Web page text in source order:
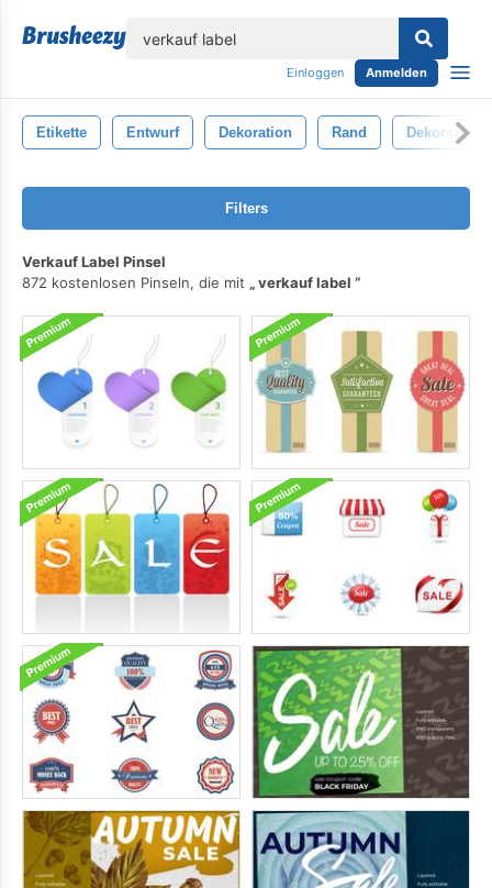
Einloggen Anmelden
Etikette Entwurf Dekoration Rand Dekorativ
Filters
Verkauf Label Pinsel
872 kostenlosen Pinseln, die mit
verkauf label